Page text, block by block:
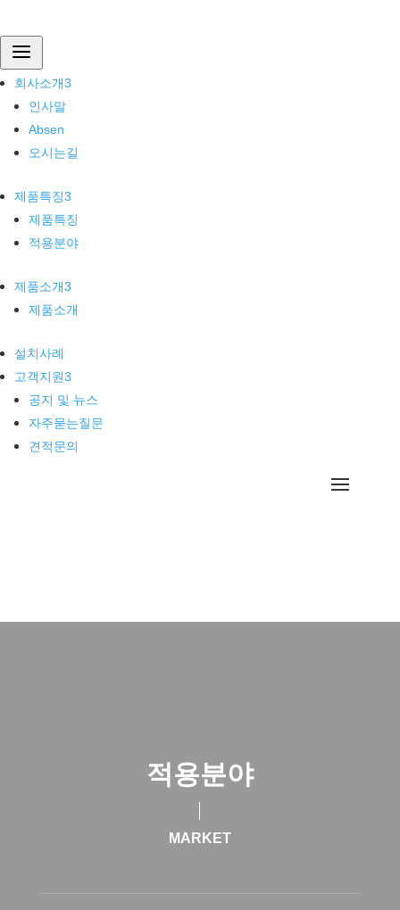
회사소개
인사말
Absen
오시는길
제품특징
제품특징
제품소개
제품소개
설치사례
공지 및 뉴스
자주묻는질문
a
회사소개3
인사말
Absen
오시는길
제품특징3
제품특징
적용분야
제품소개3
제품소개
설치사례
고객지원3
공지 및 뉴스
자주묻는질문
견적문의
적용분야
MARKET